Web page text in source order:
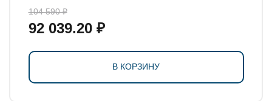
104 590 ₽
92 039.20 ₽
В КОРЗИНУ